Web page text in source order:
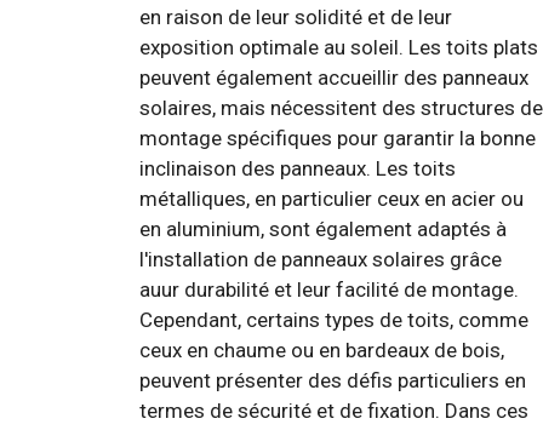
en raison de leur solidité et de leur
exposition optimale au soleil. Les toits plats
peuvent également accueillir des panneaux
solaires, mais nécessitent des structures de
montage spécifiques pour garantir la bonne
inclinaison des panneaux. Les toits
métalliques, en particulier ceux en acier ou
en aluminium, sont également adaptés à
l'installation de panneaux solaires grâce
auur durabilité et leur facilité de montage.
Cependant, certains types de toits, comme
ceux en chaume ou en bardeaux de bois,
peuvent présenter des défis particuliers en
termes de sécurité et de fixation. Dans ces